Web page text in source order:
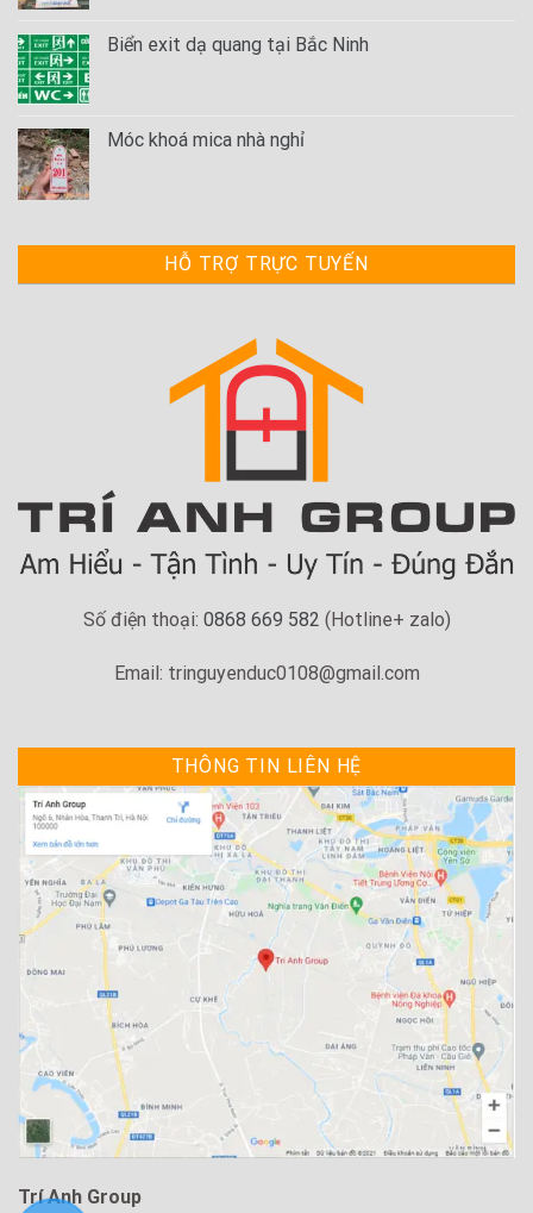
Biển exit dạ quang tại Bắc Ninh
Móc khoá mica nhà nghỉ
HỖ TRỢ TRỰC TUYẾN
Số điện thoại: 0868 669 582 (Hotline+ zalo)
Email: tringuyenduc0108@gmail.com
THÔNG TIN LIÊN HỆ
Trí Anh Group